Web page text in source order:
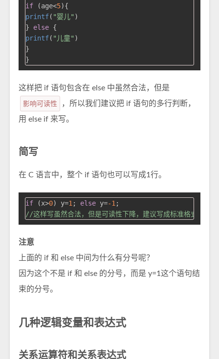
if (age<5
printf( "婴儿" )
} else
printf( "儿童" )
}
这样把 if 语句包含在 else 中虽然合法，但是
影响可读性
，所以我们建议把 if 语句的多行判断，
用 else if 来写。
简写
在 C 语言中，整个 if 语句也可以写成1行。
if (x>0) y=1 ; else y=-1
//这样写虽然合法，但是可读性下降，建议写成标准格式
注意
上面的 if 和 else 中间为什么有分号呢？
因为这个不是 if 和 else 的分号，而是 y=1这个语句结
束的分号。
几种逻辑变量和表达式
关系运算符和关系表达式